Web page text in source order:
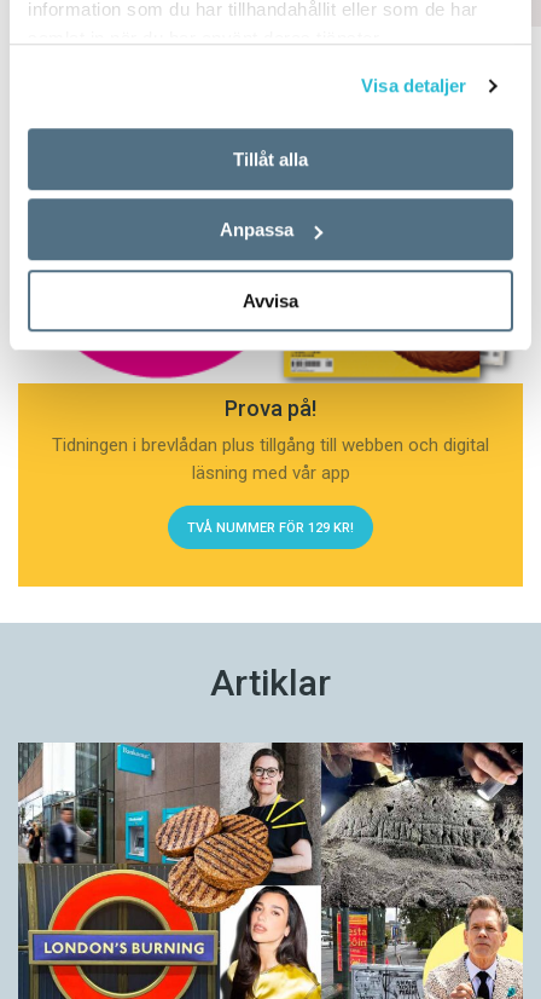
information som du har tillhandahållit eller som de har
Visa detaljer
Tillåt alla
Anpassa
Avvisa
Prova på!
Tidningen i brevlådan plus tillgång till webben och digital
läsning med vår app
TVÅ NUMMER FÖR 129 KR!
Artiklar